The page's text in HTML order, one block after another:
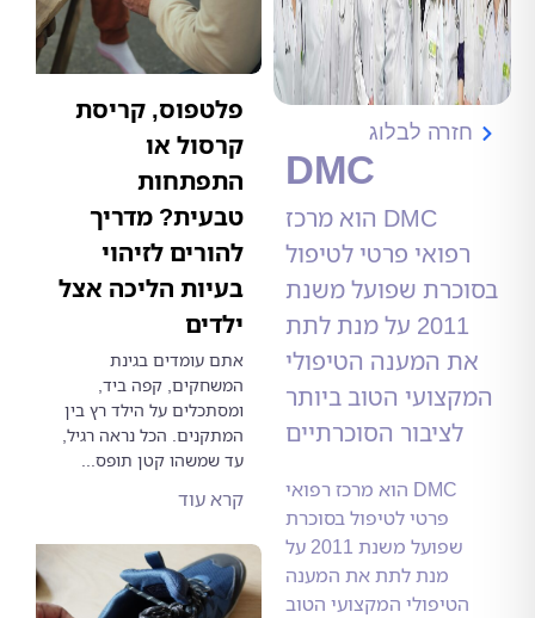
לבלוג
DMC
DMC הוא מרכז
פרטי לטיפול
שפועל משנת
2011 על מנת לתת
המענה הטיפולי
הטוב ביותר
הסוכרתיים
DMC הוא מרכז רפואי
פרטי לטיפול בסוכרת
שפועל משנת 2011 על
מנת לתת את המענה
המקצועי הטוב
פלטפוס, קריסת
קרסול או
התפתחות
טבעית? מדריך
להורים לזיהוי
בעיות הליכה אצל
ילדים
אתם עומדים בגינת
המשחקים, קפה ביד,
ומסתכלים על הילד רץ בין
המתקנים. הכל נראה רגיל,
עד שמשהו קטן תופס...
קרא עוד